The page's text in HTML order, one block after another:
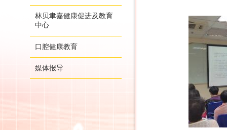
林贝聿嘉健康促进及教育
中心
口腔健康教育
媒体报导